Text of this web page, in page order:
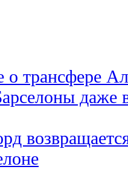
о трансфере
даже